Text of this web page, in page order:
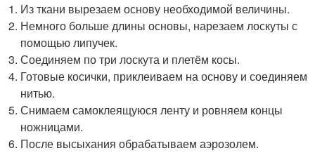
Из ткани вырезаем основу необходимой величины.
Немного больше длины основы, нарезаем лоскуты с
помощью липучек.
Соединяем по три лоскута и плетём косы.
Готовые косички, приклеиваем на основу и соединяем
нитью.
Снимаем самоклеящуюся ленту и ровняем концы
ножницами.
После высыхания обрабатываем аэрозолем.